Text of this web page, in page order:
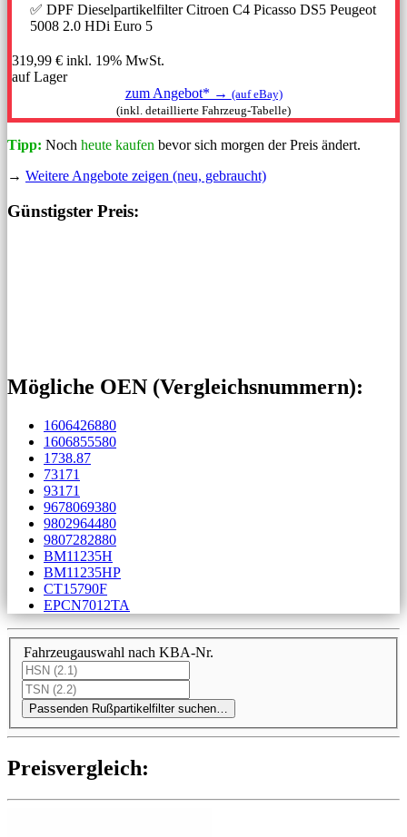
✅ DPF Dieselpartikelfilter Citroen C4 Picasso DS5 Peugeot
5008 2.0 HDi Euro 5
319,99 € inkl. 19% MwSt.
auf Lager
zum Angebot* → (auf eBay)
(inkl. detaillierte Fahrzeug-Tabelle)
Tipp: Noch heute kaufen bevor sich morgen der Preis ändert.
→ Weitere Angebote zeigen (neu, gebraucht)
Günstigster Preis:
Mögliche OEN (Vergleichs­nummern):
1606426880
1606855580
1738.87
73171
93171
9678069380
9802964480
9807282880
BM11235H
BM11235HP
CT15790F
EPCN7012TA
Fahrzeugauswahl nach KBA-Nr.
Passenden Rußpartikelfilter suchen…
Preis­ver­gleich: